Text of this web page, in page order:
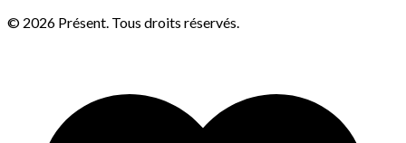
© 2026 Présent. Tous droits réservés.